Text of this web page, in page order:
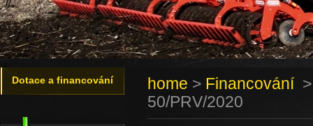
home > Financování
50/PRV/2020
Dotace a financování